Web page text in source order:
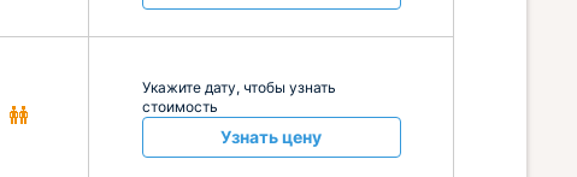
Укажите дату, чтобы узнать
стоимость
Узнать цену